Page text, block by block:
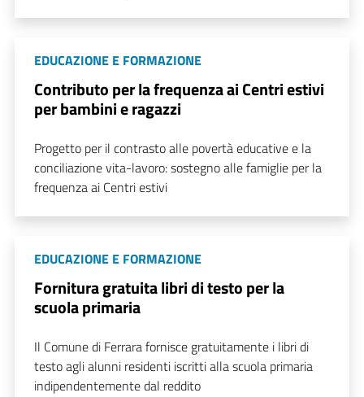
EDUCAZIONE E FORMAZIONE
Contributo per la frequenza ai Centri estivi
per bambini e ragazzi
Progetto per il contrasto alle povertà educative e la
conciliazione vita-lavoro: sostegno alle famiglie per la
frequenza ai Centri estivi
EDUCAZIONE E FORMAZIONE
Fornitura gratuita libri di testo per la
scuola primaria
Il Comune di Ferrara fornisce gratuitamente i libri di
testo agli alunni residenti iscritti alla scuola primaria
indipendentemente dal reddito